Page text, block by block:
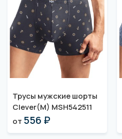
Трусы мужские шорты
Clever(M) MSH542511
от 556 ₽